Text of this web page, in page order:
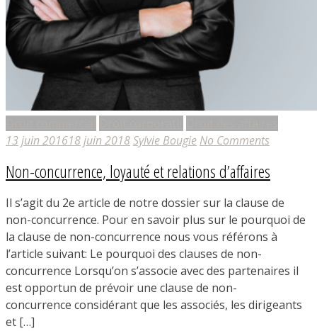
13 juin 201618 juin 2018Sylvie Bougie No Comments
Non-concurrence, loyauté et relations d’affaires
Il s’agit du 2e article de notre dossier sur la clause de
non-concurrence. Pour en savoir plus sur le pourquoi de
la clause de non-concurrence nous vous référons à
l’article suivant: Le pourquoi des clauses de non-
concurrence Lorsqu’on s’associe avec des partenaires il
est opportun de prévoir une clause de non-
concurrence considérant que les associés, les dirigeants
et […]